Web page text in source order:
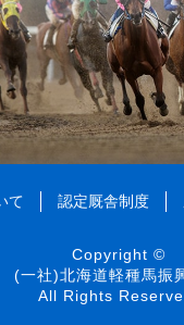
て 認定厩舎制度
Copyright ©
(一社)北海道軽種馬振
All Rights